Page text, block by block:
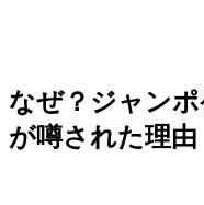
なぜ？ジャン
が噂された理由